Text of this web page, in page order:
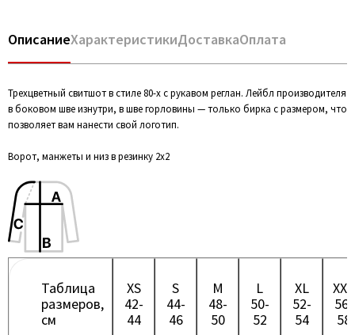
ОписаниеХарактеристикиДоставкаОплата
Трехцветный свитшот в стиле 80-х с рукавом реглан. Лейбл производителя
в боковом шве изнутри, в шве горловины — только бирка с размером, что
позволяет вам нанести свой логотип.
Ворот, манжеты и низ в резинку 2x2
Таблица
размеров,
см
XS
42-
44
S
44-
46
M
48-
50
L
50-
52
XL
52-
54
XXL
56-
58